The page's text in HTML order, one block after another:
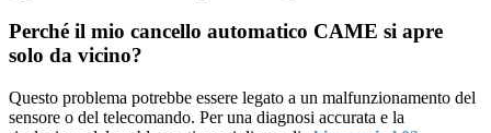
Perché il mio cancello automatico CAME si apre
solo da vicino?
Questo problema potrebbe essere legato a un malfunzionamento del
sensore o del telecomando. Per una diagnosi accurata e la